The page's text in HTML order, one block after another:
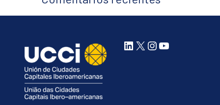
LinkedIn
X Instagram
YouTube